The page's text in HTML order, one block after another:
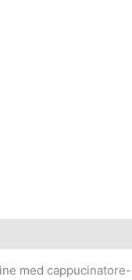
med